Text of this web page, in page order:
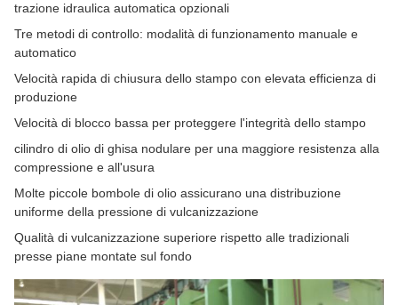
trazione idraulica automatica opzionali
Tre metodi di controllo: modalità di funzionamento manuale e
automatico
Velocità rapida di chiusura dello stampo con elevata efficienza di
produzione
Velocità di blocco bassa per proteggere l'integrità dello stampo
cilindro di olio di ghisa nodulare per una maggiore resistenza alla
compressione e all'usura
Molte piccole bombole di olio assicurano una distribuzione
uniforme della pressione di vulcanizzazione
Qualità di vulcanizzazione superiore rispetto alle tradizionali
presse piane montate sul fondo